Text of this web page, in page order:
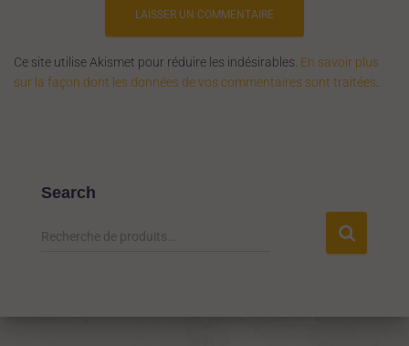
Ce site utilise Akismet pour réduire les indésirables. En savoir plus
sur la façon dont les données de vos commentaires sont traitées
Search
Recherche de produits…